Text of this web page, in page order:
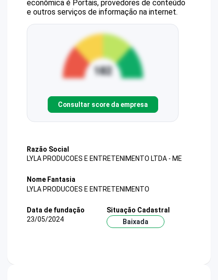
econômica é Portais, provedores de conteúdo
e outros serviços de informação na internet.
Consultar score da empresa
Razão Social
LYLA PRODUCOES E ENTRETENIMENTO LTDA - ME
Nome Fantasia
LYLA PRODUCOES E ENTRETENIMENTO
Data de fundação
23/05/2024
Situação Cadastral
Baixada